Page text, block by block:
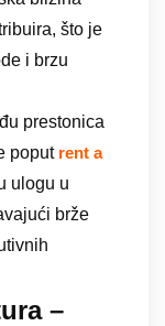
što je
i brzu
prestonica
poput rent a
ulogu u
brže
–